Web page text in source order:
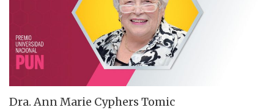
Dra. Ann Marie Cyphers Tomic